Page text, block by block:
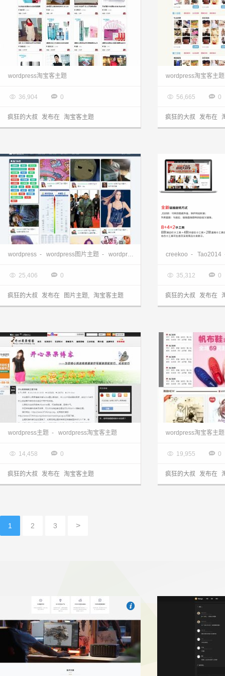
wordpress淘宝客主题
 36,904  0
疯狂的大叔 发布在 淘宝客主题
wordpress淘宝客主题
 56,665  0
疯狂的大叔 发布在
wordpress分享类主题：适合图片淘宝客使用，美图主题分享。
wordpress - wordpress图片主题 - wordpress淘宝客主题
 25,406  0
疯狂的大叔 发布在 图片主题, 淘宝客主题
creekoo - Tao2014
 35,312  0
疯狂的大叔 发布在
wordpress主题 - wordpress淘宝客主题
 14,458  0
疯狂的大叔 发布在 淘宝客主题
wordpress淘宝客主题
 19,955  0
疯狂的大叔 发布在
1 2 3 >
 吧